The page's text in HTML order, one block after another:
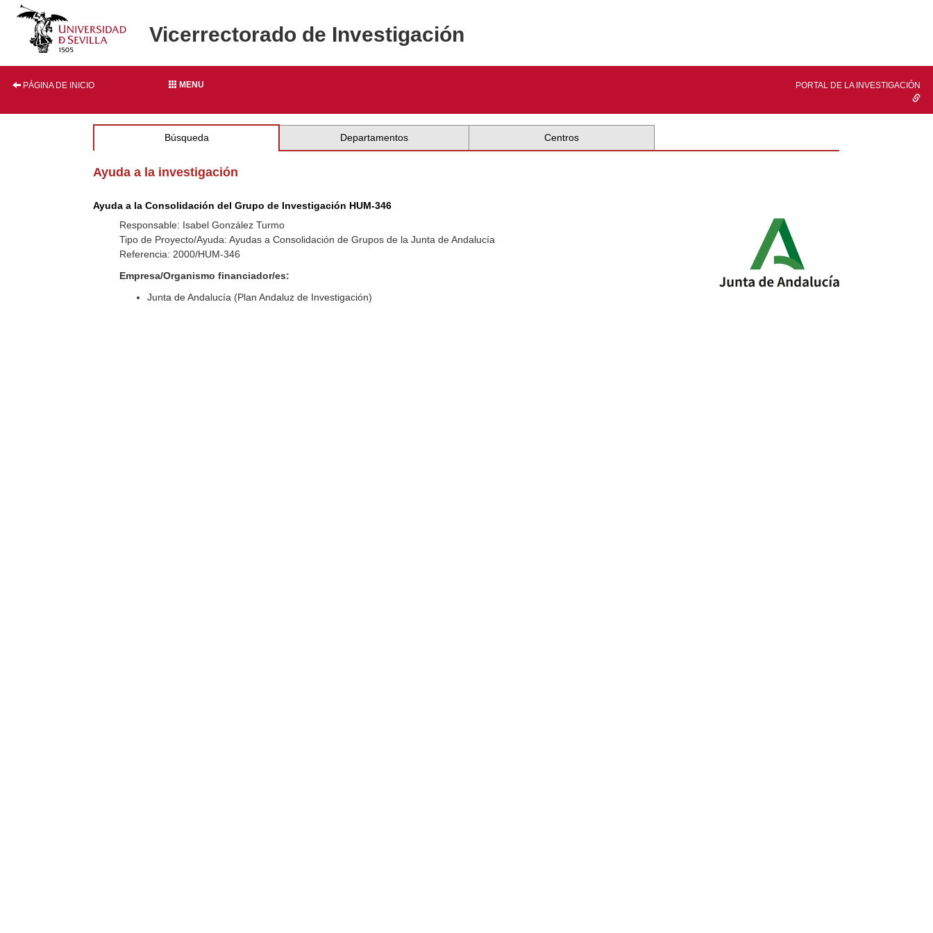
Vicerrectorado de Investigación
PÁGINA DE INICIO MENU PORTAL DE LA INVESTIGACIÓN
Búsqueda Departamentos Centros
Ayuda a la investigación
Ayuda a la Consolidación del Grupo de Investigación HUM-346
Responsable: Isabel González Turmo
Tipo de Proyecto/Ayuda: Ayudas a Consolidación de Grupos de la Junta de Andalucía
Referencia: 2000/HUM-346
Empresa/Organismo financiador/es:
Junta de Andalucía (Plan Andaluz de Investigación)